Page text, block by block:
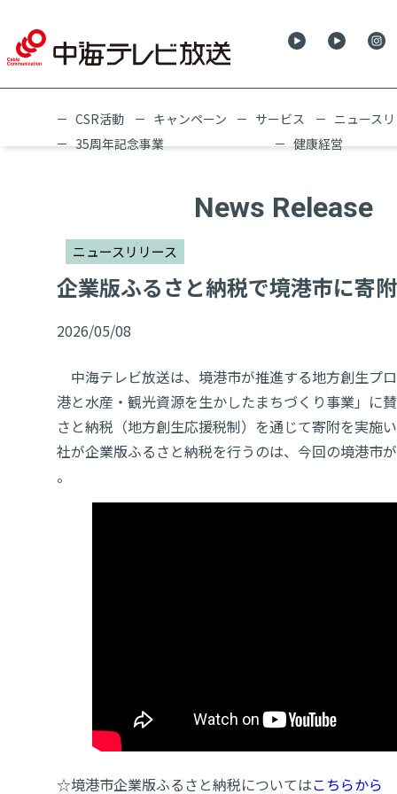
CSR活動 キャンペーン サービス
ニュース
35周年記念事業
健康経営
News Release
ニュースリリース
企業版ふるさと納税で境港市に寄
2026/05/08
中海テレビ放送は、境港市が推進する地方創生プ
港と水産・観光資源を生かしたまちづくり事業」に
さと納税（地方創生応援税制）を通じて寄附を実施
社が企業版ふるさと納税を行うのは、今回の境港市
。
☆境港市企業版ふるさと納税についてはこちらから